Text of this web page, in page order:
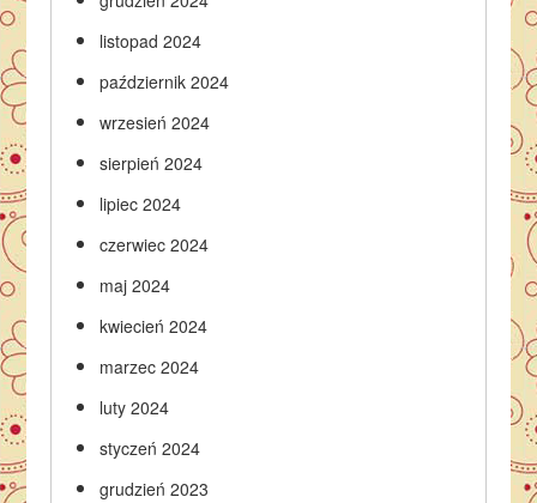
listopad 2024
październik 2024
wrzesień 2024
sierpień 2024
lipiec 2024
czerwiec 2024
maj 2024
kwiecień 2024
marzec 2024
luty 2024
styczeń 2024
grudzień 2023